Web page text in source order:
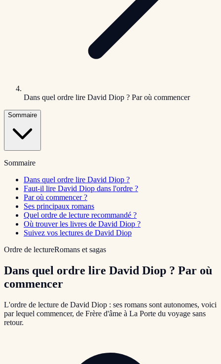
Dans quel ordre lire David Diop ? Par où commencer
Sommaire
Sommaire
Dans quel ordre lire David Diop ?
Faut-il lire David Diop dans l'ordre ?
Par où commencer ?
Ses principaux romans
Quel ordre de lecture recommandé ?
Où trouver les livres de David Diop ?
Suivez vos lectures de David Diop
Ordre de lectureRomans et sagas
Dans quel ordre lire David Diop ? Par où
commencer
L'ordre de lecture de David Diop : ses romans sont autonomes, voici
par lequel commencer, de Frère d'âme à La Porte du voyage sans
retour.